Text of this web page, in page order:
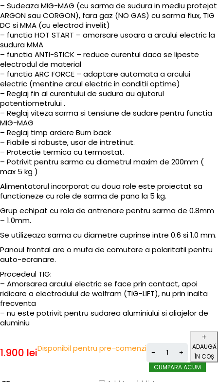
– Sudeaza MIG-MAG (cu sarma de sudura in mediu protejat
ARGON sau CORGON), fara gaz (NO GAS) cu sarma flux, TIG
DC si MMA (cu electrod invelit)
– functia HOT START – amorsare usoara a arcului electric la
sudura MMA
– functia ANTI-STICK – reduce curentul daca se lipeste
electrodul de material
– functia ARC FORCE – adaptare automata a arcului
electric (mentine arcul electric in conditii optime)
– Reglaj fin al curentului de sudura au ajutorul
potentiometrului .
– Reglaj viteza sarma si tensiune de sudare pentru functia
MIG-MAG
– Reglaj timp ardere Burn back
– Fiabile si robuste, usor de intretinut.
– Protectie termica cu termostat.
– Potrivit pentru sarma cu diametrul maxim de 200mm (
max 5 kg )
Alimentatorul incorporat cu doua role este proiectat sa
functioneze cu role de sarma de pana la 5 kg.
Grup echipat cu rola de antrenare pentru sarma de 0.8mm
– 1.0mm.
Se utilizeaza sarma cu diametre cuprinse intre 0.6 si 1.0 mm.
Panoul frontal are o mufa de comutare a polaritatii pentru
auto-ecranare.
Procedeul TIG:
– Amorsarea arcului electric se face prin contact, apoi
ridicare a electrodului de wolfram (TIG-LIFT), nu prin inalta
frecventa
– nu este potrivit pentru sudarea aluminiului si aliajelor de
aluminiu
1.900 leiDisponibil pentru pre-comenzi
ADAUGĂ
ÎN COȘ
CUMPARA ACUM